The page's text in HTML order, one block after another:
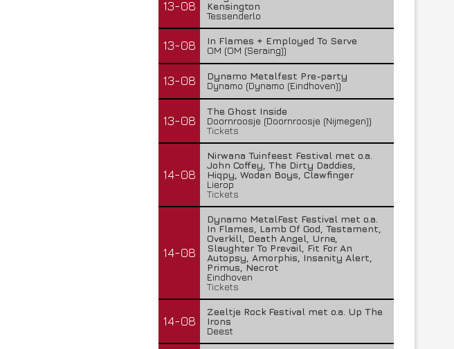
13-08
Kensington
Tessenderlo
13-08
In Flames + Employed To Serve
OM (OM (Seraing))
13-08
Dynamo Metalfest Pre-party
Dynamo (Dynamo (Eindhoven))
13-08
The Ghost Inside
Doornroosje (Doornroosje (Nijmegen))
Tickets
14-08
Nirwana Tuinfeest Festival met o.a.
John Coffey, The Dirty Daddies,
Hiqpy, Wodan Boys, Clawfinger
Lierop
Tickets
14-08
Dynamo MetalFest Festival met o.a.
In Flames, Lamb Of God, Testament,
Overkill, Death Angel, Urne,
Slaughter To Prevail, Fit For An
Autopsy, Amorphis, Insanity Alert,
Primus, Necrot
Eindhoven
Tickets
14-08
Zeeltje Rock Festival met o.a. Up The
Irons
Deest